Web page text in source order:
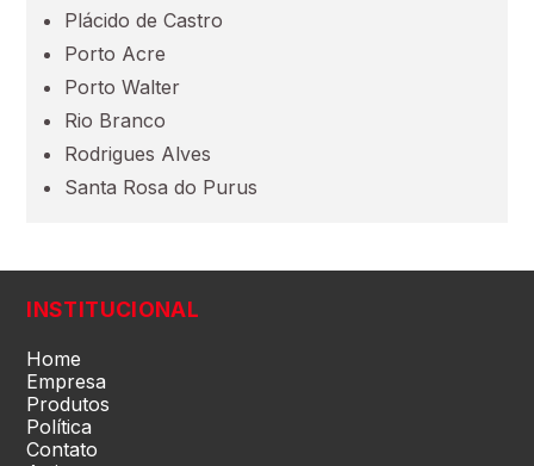
Mato Grosso do Sul (MS)
Plácido de Castro
Porto Acre
Porto Walter
Rio Branco
Rodrigues Alves
Santa Rosa do Purus
INSTITUCIONAL
Home
Empresa
Produtos
Política
Contato